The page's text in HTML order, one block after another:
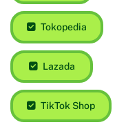
Tokopedia
Lazada
TikTok Shop